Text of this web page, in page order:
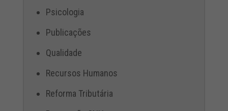
Psicologia
Publicações
Qualidade
Recursos Humanos
Reforma Tributária